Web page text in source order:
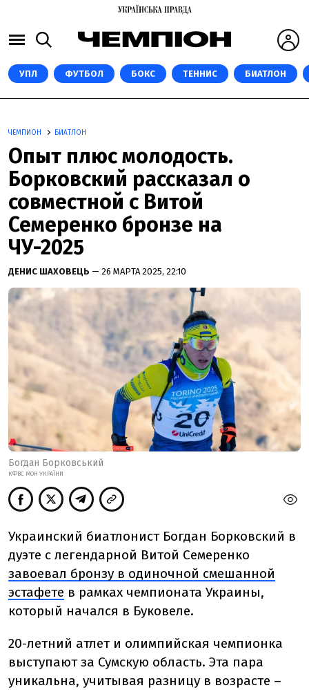
УПЛ ФУТБОЛ БОКС ТЕННИС БИАТЛОН
ЧЕМПИОН БИАТЛОН
Опыт плюс молодость.
Борковский рассказал о
совместной с Витой
Семеренко бронзе на
ЧУ-2025
ДЕНИС ШАХОВЕЦЬ — 26 МАРТА 2025, 22:10
Богдан Борковський
КФВС МОН УКРАЇНИ
Украинский биатлонист Богдан Борковский в
дуэте с легендарной Витой Семеренко
завоевал бронзу в одиночной смешанной
эстафете в рамках чемпионата Украины,
который начался в Буковеле.
20-летний атлет и олимпийская чемпионка
выступают за Сумскую область. Эта пара
уникальна, учитывая разницу в возрасте –